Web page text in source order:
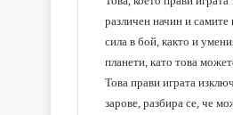
различен начин и самите
сила в бой, както и
планети, като това
Това прави играта
зарове, разбира се, че